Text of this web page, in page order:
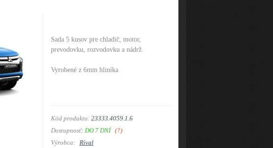
Sada 5 kusov pre chladič, motor,
prevodovku, rozvodovku a nádrž.
Vyrobené z 6mm hliníka
Kód produktu: 23333.4059.1.6
Dostupnosť: DO 7 DNÍ
(?)
Výrobca:
Rival